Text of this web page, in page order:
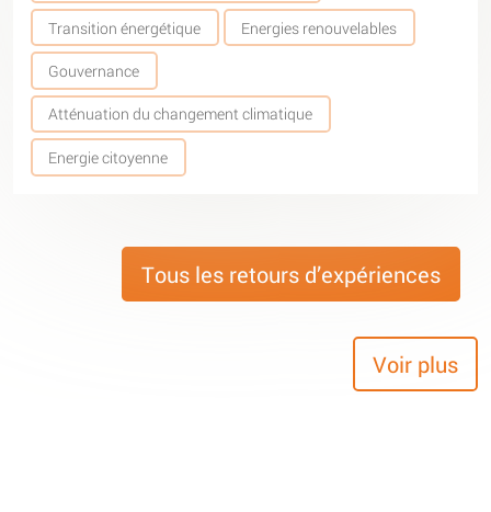
Transition énergétique Energies renouvelables
Gouvernance
Atténuation du changement climatique
Energie citoyenne
Tous les retours d’expériences
Voir plus